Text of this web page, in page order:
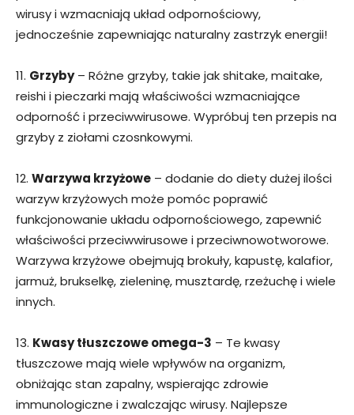
wirusy i wzmacniają układ odpornościowy,
jednocześnie zapewniając naturalny zastrzyk energii!
11. Grzyby– Różne grzyby, takie jak shitake, maitake,
reishi i pieczarki mają właściwości wzmacniające
odporność i przeciwwirusowe. Wypróbuj ten przepis na
grzyby z ziołami czosnkowymi.
12. Warzywa krzyżowe – dodanie do diety dużej ilości
warzyw krzyżowych może pomóc poprawić
funkcjonowanie układu odpornościowego, zapewnić
właściwości przeciwwirusowe i przeciwnowotworowe.
Warzywa krzyżowe obejmują brokuły, kapustę, kalafior,
jarmuż, brukselkę, zieleninę, musztardę, rzeżuchę i wiele
innych.
13. Kwasy tłuszczowe omega-3 – Te kwasy
tłuszczowe mają wiele wpływów na organizm,
obniżając stan zapalny, wspierając zdrowie
immunologiczne i zwalczając wirusy. Najlepsze